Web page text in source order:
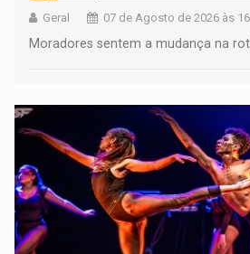
Geral 07 de Agosto de 2026 às
Moradores sentem a mudança na